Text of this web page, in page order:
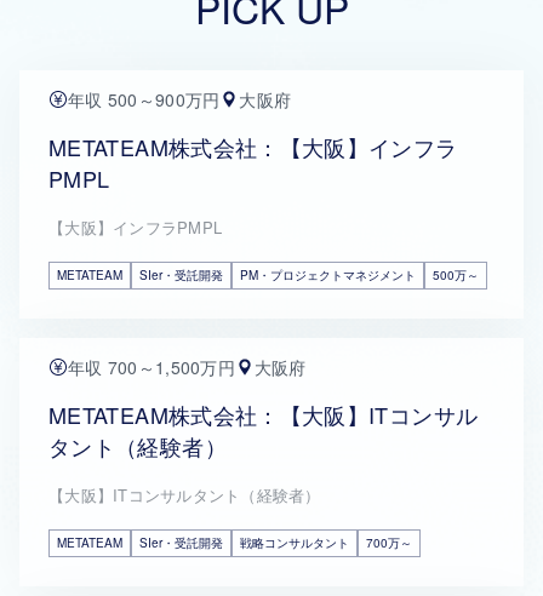
年収 500～900万円 大阪府
METATEAM株式会社：【大阪】インフラ
PMPL
【大阪】インフラPMPL
METATEAM SIer・受託開発 PM・プロジェクトマネジメント 500万～
年収 700～1,500万円 大阪府
METATEAM株式会社：【大阪】ITコンサル
タント（経験者）
【大阪】ITコンサルタント（経験者）
METATEAM SIer・受託開発 戦略コンサルタント 700万～